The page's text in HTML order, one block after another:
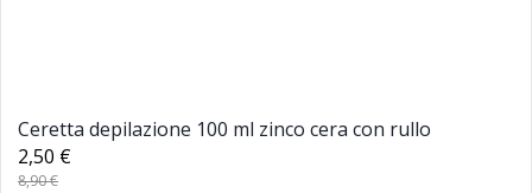
Ceretta depilazione 100 ml zinco cera con rullo
2,50 €
8,90 €